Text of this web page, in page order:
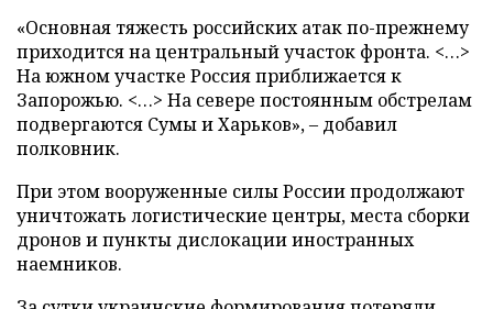
«Основная тяжесть российских атак по-прежнему
приходится на центральный участок фронта. <…>
На южном участке Россия приближается к
Запорожью. <…> На севере постоянным обстрелам
подвергаются Сумы и Харьков», – добавил
полковник.
При этом вооруженные силы России продолжают
уничтожать логистические центры, места сборки
дронов и пункты дислокации иностранных
наемников.